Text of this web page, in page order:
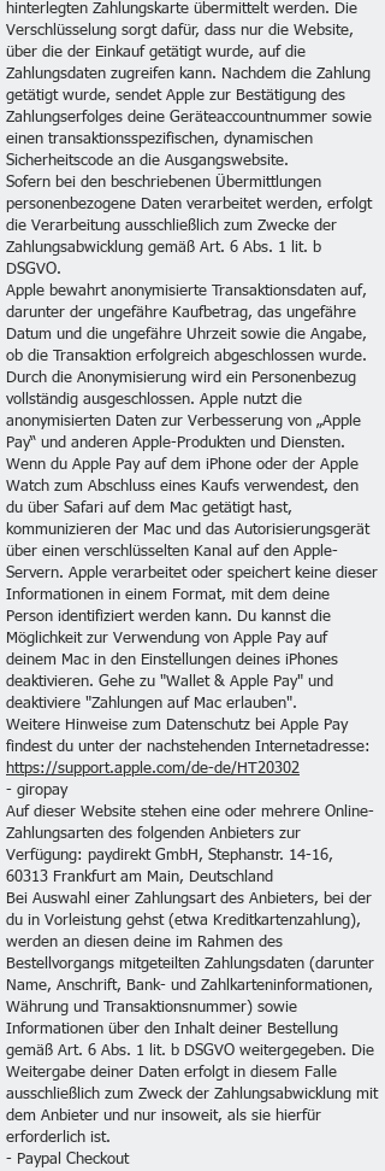
hinterlegten Zahlungskarte übermittelt werden. Die
Verschlüsselung sorgt dafür, dass nur die Website,
über die der Einkauf getätigt wurde, auf die
Zahlungsdaten zugreifen kann. Nachdem die Zahlung
getätigt wurde, sendet Apple zur Bestätigung des
Zahlungserfolges deine Geräteaccountnummer sowie
einen transaktionsspezifischen, dynamischen
Sicherheitscode an die Ausgangswebsite.
Sofern bei den beschriebenen Übermittlungen
personenbezogene Daten verarbeitet werden, erfolgt
die Verarbeitung ausschließlich zum Zwecke der
Zahlungsabwicklung gemäß Art. 6 Abs. 1 lit. b
DSGVO.
Apple bewahrt anonymisierte Transaktionsdaten auf,
darunter der ungefähre Kaufbetrag, das ungefähre
Datum und die ungefähre Uhrzeit sowie die Angabe,
ob die Transaktion erfolgreich abgeschlossen wurde.
Durch die Anonymisierung wird ein Personenbezug
vollständig ausgeschlossen. Apple nutzt die
anonymisierten Daten zur Verbesserung von „Apple
Pay“ und anderen Apple-Produkten und Diensten.
Wenn du Apple Pay auf dem iPhone oder der Apple
Watch zum Abschluss eines Kaufs verwendest, den
du über Safari auf dem Mac getätigt hast,
kommunizieren der Mac und das Autorisierungsgerät
über einen verschlüsselten Kanal auf den Apple-
Servern. Apple verarbeitet oder speichert keine dieser
Informationen in einem Format, mit dem deine
Person identifiziert werden kann. Du kannst die
Möglichkeit zur Verwendung von Apple Pay auf
deinem Mac in den Einstellungen deines iPhones
deaktivieren. Gehe zu "Wallet & Apple Pay" und
deaktiviere "Zahlungen auf Mac erlauben".
Weitere Hinweise zum Datenschutz bei Apple Pay
findest du unter der nachstehenden Internetadresse:
https://support.apple.com/de-de/HT20302
- giropay
Auf dieser Website stehen eine oder mehrere Online-
Zahlungsarten des folgenden Anbieters zur
Verfügung: paydirekt GmbH, Stephanstr. 14-16,
60313 Frankfurt am Main, Deutschland
Bei Auswahl einer Zahlungsart des Anbieters, bei der
du in Vorleistung gehst (etwa Kreditkartenzahlung),
werden an diesen deine im Rahmen des
Bestellvorgangs mitgeteilten Zahlungsdaten (darunter
Name, Anschrift, Bank- und Zahlkarteninformationen,
Währung und Transaktionsnummer) sowie
Informationen über den Inhalt deiner Bestellung
gemäß Art. 6 Abs. 1 lit. b DSGVO weitergegeben. Die
Weitergabe deiner Daten erfolgt in diesem Falle
ausschließlich zum Zweck der Zahlungsabwicklung mit
dem Anbieter und nur insoweit, als sie hierfür
erforderlich ist.
- Paypal Checkout